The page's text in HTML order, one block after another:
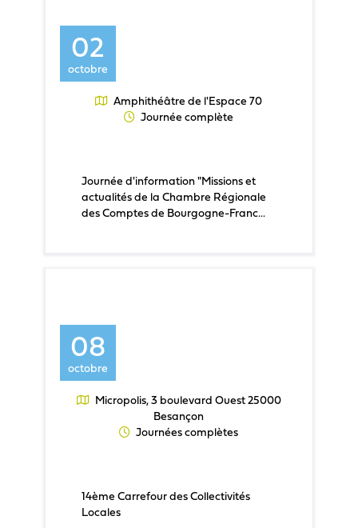
02
octobre
Amphithéâtre de l'Espace 70
Journée complète
Journée d'information "Missions et
actualités de la Chambre Régionale
des Comptes de Bourgogne-Franc...
08
octobre
Micropolis, 3 boulevard Ouest 25000
Besançon
Journées complètes
14ème Carrefour des Collectivités
Locales